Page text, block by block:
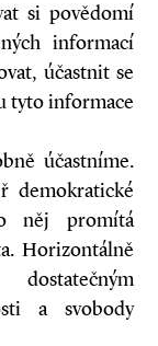
si povědomí
informací
účastnit se
tyto informace
účastníme.
demokratické
něj promítá
Horizontálně
a svobody